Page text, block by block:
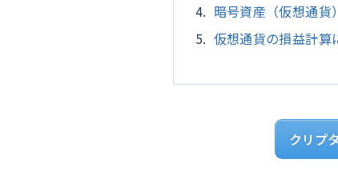
暗号資産（仮想通貨
仮想通貨の損益計算
クリプ